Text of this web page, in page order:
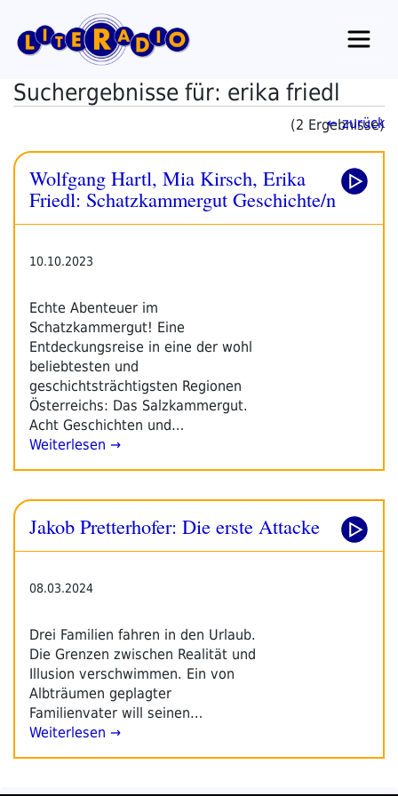
Inhalt
springen
Suchergebnisse für: erika friedl
(2 Ergebnisse)
← zurück
Wolfgang Hartl, Mia Kirsch, Erika
Friedl: Schatzkammergut Geschichte/n
10.10.2023
Echte Abenteuer im
Schatzkammergut! Eine
Entdeckungsreise in eine der wohl
beliebtesten und
geschichtsträchtigsten Regionen
Österreichs: Das Salzkammergut.
Acht Geschichten und…
Weiterlesen →
Jakob Pretterhofer: Die erste Attacke
08.03.2024
Drei Familien fahren in den Urlaub.
Die Grenzen zwischen Realität und
Illusion verschwimmen. Ein von
Albträumen geplagter
Familienvater will seinen…
Weiterlesen →